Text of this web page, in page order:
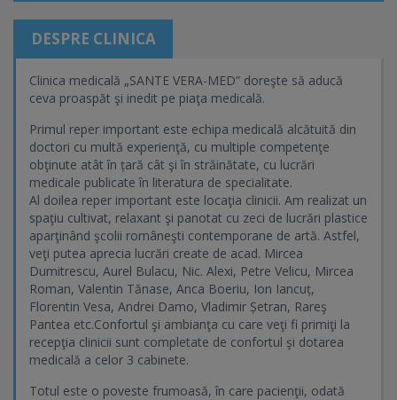
DESPRE CLINICA
Clinica medicală „SANTE VERA-MED” doreşte să aducă
ceva proaspăt şi inedit pe piaţa medicală.
Primul reper important este echipa medicală alcătuită din
doctori cu multă experienţă, cu multiple competenţe
obţinute atât în țară cât şi în străinătate, cu lucrări
medicale publicate în literatura de specialitate.
Al doilea reper important este locaţia clinicii. Am realizat un
spaţiu cultivat, relaxant şi panotat cu zeci de lucrări plastice
aparţinând şcolii româneşti contemporane de artă. Astfel,
veţi putea aprecia lucrări create de acad. Mircea
Dumitrescu, Aurel Bulacu, Nic. Alexi, Petre Velicu, Mircea
Roman, Valentin Tănase, Anca Boeriu, Ion Iancuț,
Florentin Vesa, Andrei Damo, Vladimir Șetran, Rareş
Pantea etc.Confortul şi ambianţa cu care veţi fi primiţi la
recepţia clinicii sunt completate de confortul şi dotarea
medicală a celor 3 cabinete.
Totul este o poveste frumoasă, în care pacienţii, odată